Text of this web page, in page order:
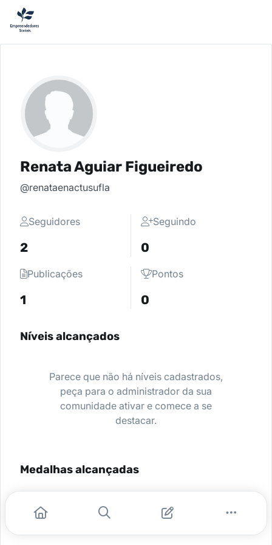
Renata Aguiar Figueiredo
@renataenactusufla
Seguidores
2
Seguindo
0
Publicações
1
Pontos
0
Níveis alcançados
Parece que não há níveis cadastrados,
peça para o administrador da sua
comunidade ativar e comece a se
destacar.
Medalhas alcançadas
Nenhuma medalha encontrada